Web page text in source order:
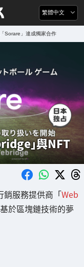
繁體中文
Sorare」達成獨家合作
」與NFT
銷服務提供商「Web
於區塊鏈技術的夢